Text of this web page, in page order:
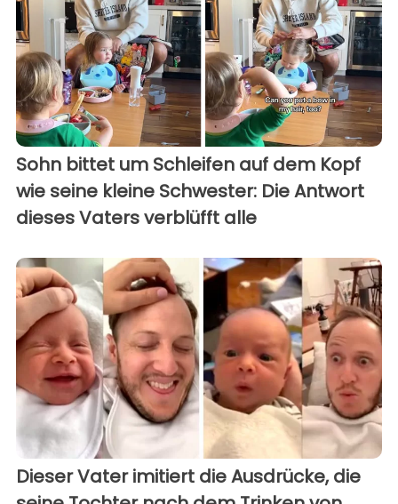
Sohn bittet um Schleifen auf dem Kopf
wie seine kleine Schwester: Die Antwort
dieses Vaters verblüfft alle
Dieser Vater imitiert die Ausdrücke, die